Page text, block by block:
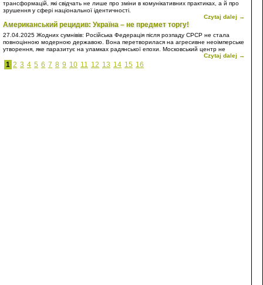
трансформацій, які свідчать не лише про зміни в комунікативних практиках, а й про
зрушення у сфері національної ідентичності.
Czytaj dalej →
Американський рецидив: Україна – не предмет торгу!
27.04.2025 Жодних сумнівів: Російська Федерація після розпаду СРСР не стала
повноцінною модерною державою. Вона перетворилася на агресивне неоімперське
утворення, яке паразитує на уламках радянської епохи. Московський центр не
просто відмовився інтегруватися у світову спільноту на засадах рівноправного
партнерства, він обрав шлях домінування, підкорення та експансії. Власне, Росія є
типовою неоколонією – лише з тією відмінністю, що вона прагне сама бути
Czytaj dalej →
1 2 3 4 5 6 7 8 9 10 11 12 13 14 15 16